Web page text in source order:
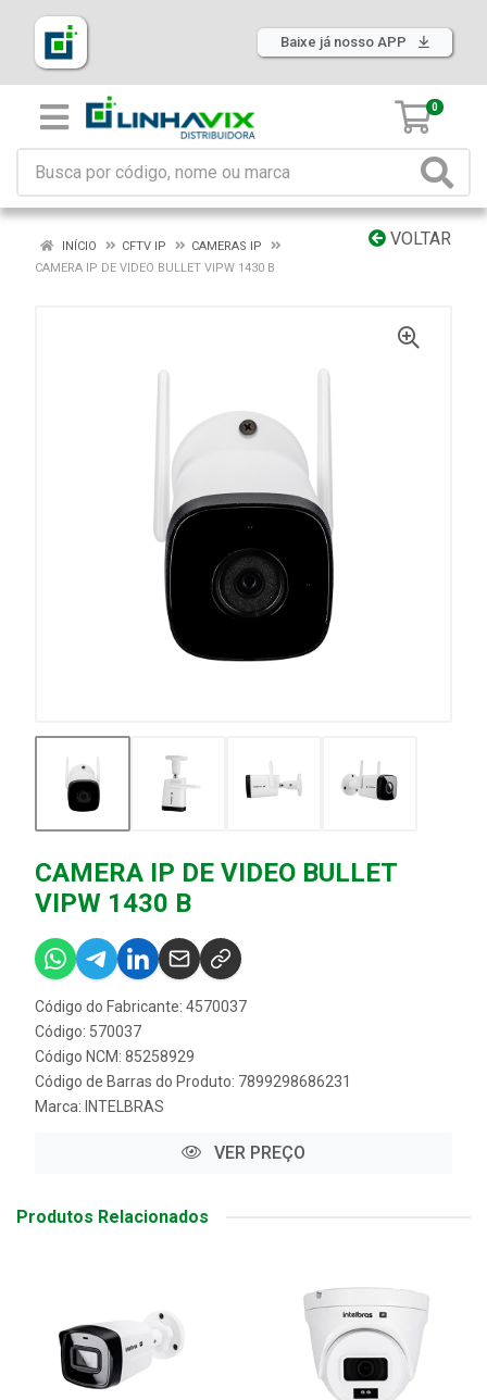
Baixe já nosso APP
0
VOLTAR
INÍCIO CFTV IP
CAMERAS IP
CAMERA IP DE VIDEO BULLET VIPW 1430 B
CAMERA IP DE VIDEO BULLET
VIPW 1430 B
Código do Fabricante: 4570037
Código: 570037
Código NCM: 85258929
Código de Barras do Produto: 7899298686231
Marca: INTELBRAS
VER PREÇO
Produtos Relacionados